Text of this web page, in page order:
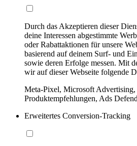
Durch das Akzeptieren dieser
deine Interessen abgestimmte
oder Rabattaktionen für unsere
basierend auf deinem Surf- und
sowie deren Erfolge messen. Mit
wir auf dieser Webseite folgende
Meta-Pixel, Microsoft
Produktempfehlungen, Ads
Erweitertes Conversion-Tracking